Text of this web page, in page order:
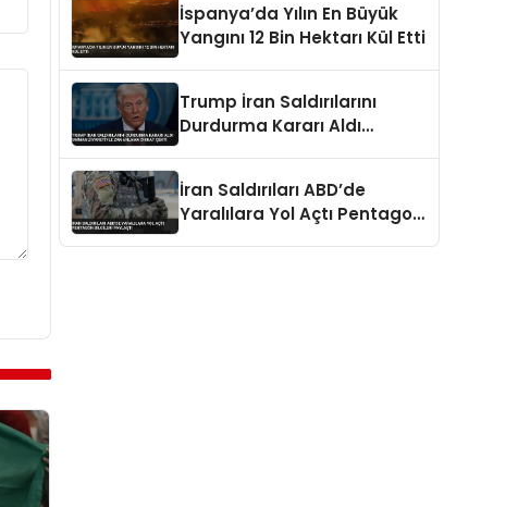
İspanya’da Yılın En Büyük
Yangını 12 Bin Hektarı Kül Etti
Trump İran Saldırılarını
Durdurma Kararı Aldı
İran Saldırıları ABD’de
Yaralılara Yol Açtı Pentagon